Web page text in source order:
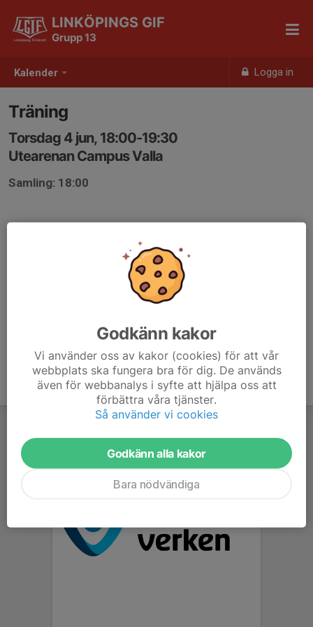
Kalender Logga in
LINKÖPINGS GIF
Grupp 13
Träning
Torsdag 4 jun, 18:00-19:30
Utearenan Campus Valla
Samling: 18:00
Godkänn kakor
Vi använder oss av kakor (cookies) för att vår
webbplats ska fungera bra för dig. De används
även för webbanalys i syfte att hjälpa oss att
förbättra våra tjänster.
Så använder vi cookies
Godkänn alla kakor
Bara nödvändiga